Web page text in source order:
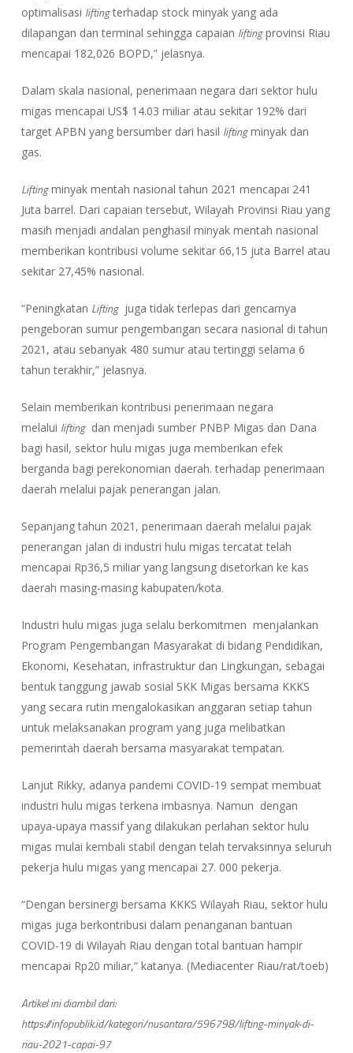
optimalisasi liftingterhadap stock minyak yang ada
dilapangan dan terminal sehingga capaian liftingprovinsi Riau
mencapai 182,026 BOPD,” jelasnya.
Dalam skala nasional, penerimaan negara dari sektor hulu
migas mencapai US$ 14.03 miliar atau sekitar 192% dari
target APBN yang bersumber dari hasil liftingminyak dan
gas.
Liftingminyak mentah nasional tahun 2021 mencapai 241
Juta barrel. Dari capaian tersebut, Wilayah Provinsi Riau yang
masih menjadi andalan penghasil minyak mentah nasional
memberikan kontribusi volume sekitar 66,15 juta Barrel atau
sekitar 27,45% nasional.
“Peningkatan Liftingjuga tidak terlepas dari gencarnya
pengeboran sumur pengembangan secara nasional di tahun
2021, atau sebanyak 480 sumur atau tertinggi selama 6
tahun terakhir,” jelasnya.
Selain memberikan kontribusi penerimaan negara
melalui liftingdan menjadi sumber PNBP Migas dan Dana
bagi hasil, sektor hulu migas juga memberikan efek
berganda bagi perekonomian daerah. terhadap penerimaan
daerah melalui pajak penerangan jalan.
Sepanjang tahun 2021, penerimaan daerah melalui pajak
penerangan jalan di industri hulu migas tercatat telah
mencapai Rp36,5 miliar yang langsung disetorkan ke kas
daerah masing-masing kabupaten/kota.
Industri hulu migas juga selalu berkomitmen menjalankan
Program Pengembangan Masyarakat di bidang Pendidikan,
Ekonomi, Kesehatan, infrastruktur dan Lingkungan, sebagai
bentuk tanggung jawab sosial SKK Migas bersama KKKS
yang secara rutin mengalokasikan anggaran setiap tahun
untuk melaksanakan program yang juga melibatkan
pemerintah daerah bersama masyarakat tempatan.
Lanjut Rikky, adanya pandemi COVID-19 sempat membuat
industri hulu migas terkena imbasnya. Namun dengan
upaya-upaya massif yang dilakukan perlahan sektor hulu
migas mulai kembali stabil dengan telah tervaksinnya seluruh
pekerja hulu migas yang mencapai 27. 000 pekerja.
“Dengan bersinergi bersama KKKS Wilayah Riau, sektor hulu
migas juga berkontribusi dalam penanganan bantuan
COVID-19 di Wilayah Riau dengan total bantuan hampir
mencapai Rp20 miliar,” katanya. (Mediacenter Riau/rat/toeb)
Artikel ini diambil dari:
https://infopublik.id/kategori/nusantara/596798/lifting-minyak-di-
riau-2021-capai-97